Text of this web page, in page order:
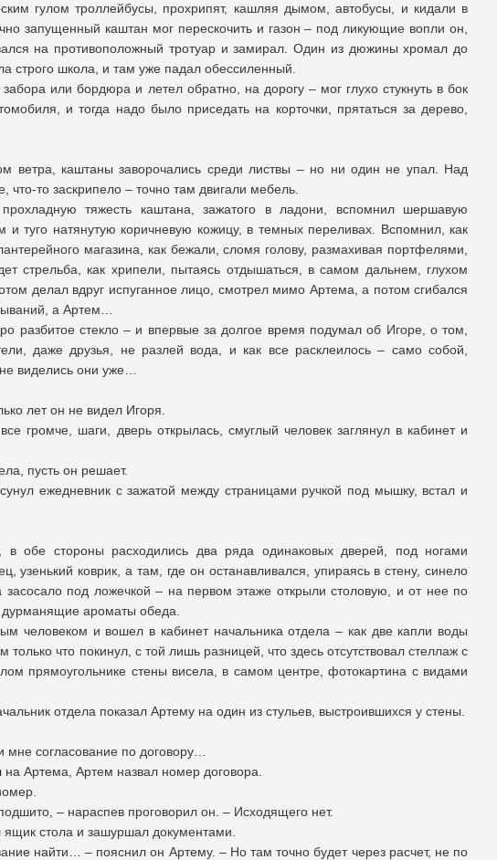
гулом троллейбусы, прохрипят, кашляя дымом, автобусы, и кидали в
запущенный каштан мог перескочить и газон – под ликующие вопли он,
на противоположный тротуар и замирал. Один из дюжины хромал до
строго школа, и там уже падал обессиленный.
забора или бордюра и летел обратно, на дорогу – мог глухо стукнуть в бок
и тогда надо было приседать на корточки, прятаться за дерево,
ветра, каштаны заворочались среди листвы – но ни один не упал. Над
то заскрипело – точно там двигали мебель.
тяжесть каштана, зажатого в ладони, вспомнил шершавую
и туго натянутую коричневую кожицу, в темных переливах. Вспомнил, как
магазина, как бежали, сломя голову, размахивая портфелями,
стрельба, как хрипели, пытаясь отдышаться, в самом дальнем, глухом
делал вдруг испуганное лицо, смотрел мимо Артема, а потом сгибался
а Артем…
разбитое стекло – и впервые за долгое время подумал об Игоре, о том,
даже друзья, не разлей вода, и как все расклеилось – само собой,
виделись они уже…
лет он не видел Игоря.
громче, шаги, дверь открылась, смуглый человек заглянул в кабинет и
пусть он решает.
ежедневник с зажатой между страницами ручкой под мышку, встал и
обе стороны расходились два ряда одинаковых дверей, под ногами
узенький коврик, а там, где он останавливался, упираясь в стену, синело
под ложечкой – на первом этаже открыли столовую, и от нее по
дурманящие ароматы обеда.
человеком и вошел в кабинет начальника отдела – как две капли воды
только что покинул, с той лишь разницей, что здесь отсутствовал стеллаж с
прямоугольнике стены висела, в самом центре, фотокартина с видами
отдела показал Артему на один из стульев, выстроившихся у стены.
согласование по договору…
Артема, Артем назвал номер договора.
– нараспев проговорил он. – Исходящего нет.
стола и зашуршал документами.
найти… – пояснил он Артему. – Но там точно будет через расчет, не по